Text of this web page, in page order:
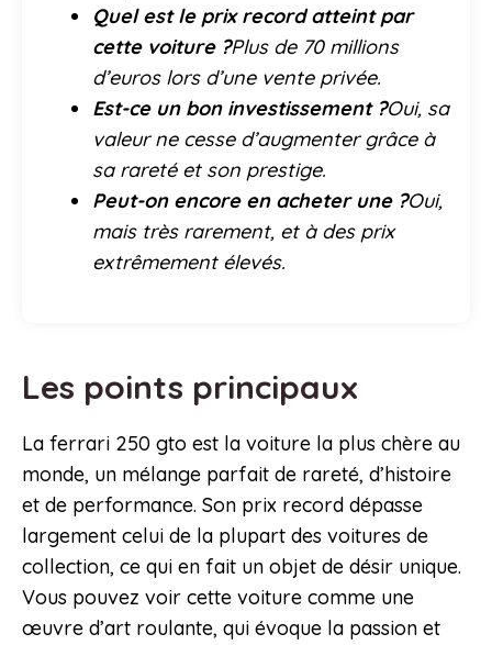
Quel est le prix record atteint par
cette voiture ?Plus de 70 millions
d’euros lors d’une vente privée.
Est-ce un bon investissement ?Oui, sa
valeur ne cesse d’augmenter grâce à
sa rareté et son prestige.
Peut-on encore en acheter une ?Oui,
mais très rarement, et à des prix
extrêmement élevés.
Les points principaux
La ferrari 250 gto est la voiture la plus chère au
monde, un mélange parfait de rareté, d’histoire
et de performance. Son prix record dépasse
largement celui de la plupart des voitures de
collection, ce qui en fait un objet de désir unique.
Vous pouvez voir cette voiture comme une
œuvre d’art roulante, qui évoque la passion et